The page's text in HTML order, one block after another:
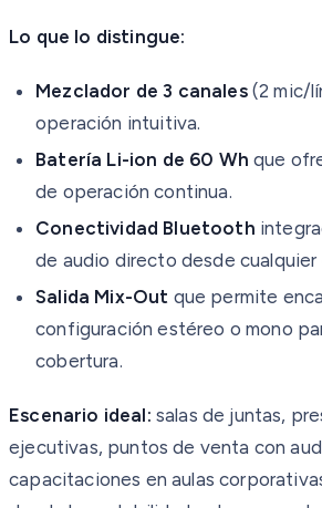
Lo que lo distingue:
Mezclador de 3 canales(2 mic/
operación intuitiva.
Batería Li-ion de 60 Wh que
de operación continua.
Conectividad Bluetooth
de audio directo desde
Salida Mix-Out que permite
configuración estéreo o mono
cobertura.
Escenario ideal: salas de juntas,
ejecutivas, puntos de venta con
capacitaciones en aulas